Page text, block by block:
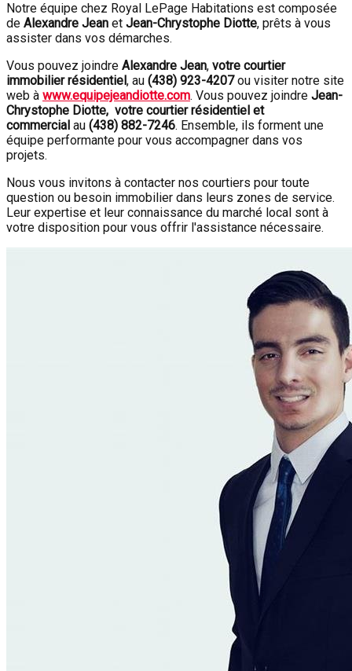
Notre équipe chez Royal LePage Habitations est composée
de Alexandre Jean et Jean-Chrystophe Diotte, prêts à vous
assister dans vos démarches.
Vous pouvez joindre Alexandre Jean, votre courtier
immobilier résidentiel, au (438) 923-4207ou visiter notre site
web à www.equipejeandiotte.com. Vous pouvez joindre Jean-
Chrystophe Diotte, votre courtier résidentiel et
commercial au (438) 882-7246. Ensemble, ils forment une
équipe performante pour vous accompagner dans vos
projets.
Nous vous invitons à contacter nos courtiers pour toute
question ou besoin immobilier dans leurs zones de service.
Leur expertise et leur connaissance du marché local sont à
votre disposition pour vous offrir l'assistance nécessaire.